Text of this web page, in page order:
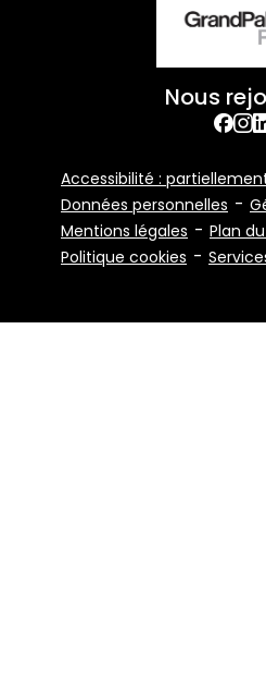
Nous
Bottom
Accessibilité :
Données personnelles
Mentions légales
Plan
Politique cookies